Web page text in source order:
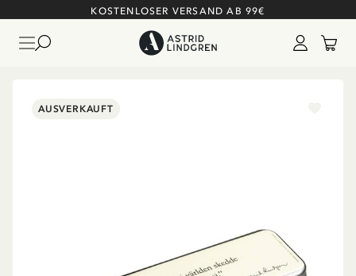
KOSTENLOSER VERSAND AB 99€
AUSVERKAUFT